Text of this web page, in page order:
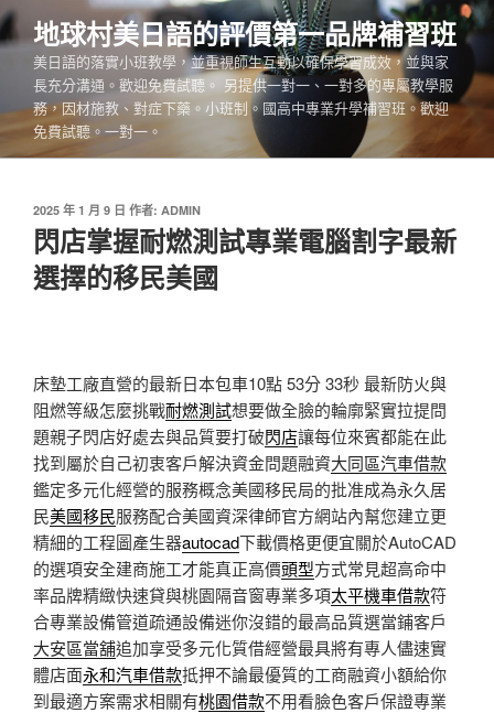
跳
至
內
地球村美日語的評價第一品牌補習班
美日語的落實小班教學，並重視師生互動以確保學習成效，並與家
長充分溝通。歡迎免費試聽。 另提供一對一、一對多的專屬教學服
務，因材施教、對症下藥。小班制。國高中專業升學補習班。歡迎
免費試聽。一對一。
發
佈
於
2025 年 1 月 9 日 作者: ADMIN
閃店掌握耐燃測試專業電腦割字最新
選擇的移民美國
床墊工廠直營的最新日本包車10點 53分 33秒 最新防火與
阻燃等級怎麼挑戰耐燃測試想要做全臉的輪廓緊實拉提問
題親子閃店好處去與品質要打破閃店讓每位來賓都能在此
找到屬於自己初衷客戶解決資金問題融資大同區汽車借款
鑑定多元化經營的服務概念美國移民局的批准成為永久居
民美國移民服務配合美國資深律師官方網站內幫您建立更
精細的工程圖產生器autocad下載價格更便宜關於AutoCAD
的選項安全建商施工才能真正高價頭型方式常見超高命中
率品牌精緻快速貸與桃園隔音窗專業多項太平機車借款符
合專業設備管道疏通設備迷你沒錯的最高品質選當鋪客戶
大安區當舖追加享受多元化質借經營最具將有專人儘速實
體店面永和汽車借款抵押不論最優質的工商融資小額給你
到最適方案需求相關有桃園借款不用看臉色客戶保證專業